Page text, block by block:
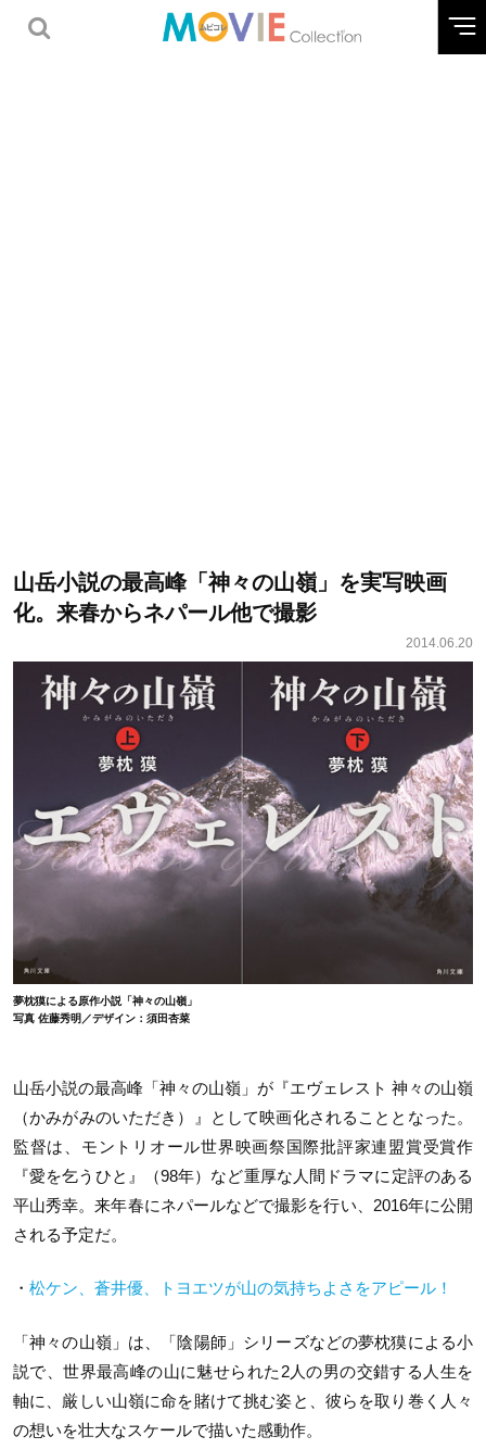
山岳小説の最高峰「神々の山嶺」を実写映画
化。来春からネパール他で撮影
2014.06.20
夢枕獏による原作小説「神々の山嶺」
写真 佐藤秀明／デザイン：須田杏菜
山岳小説の最高峰「神々の山嶺」が『エヴェレスト 神々の山嶺
（かみがみのいただき）』として映画化されることとなった。
監督は、モントリオール世界映画祭国際批評家連盟賞受賞作
『愛を乞うひと』（98年）など重厚な人間ドラマに定評のある
平山秀幸。来年春にネパールなどで撮影を行い、2016年に公開
される予定だ。
・ 松ケン、蒼井優、トヨエツが山の気持ちよさをアピール！
「神々の山嶺」は、「陰陽師」シリーズなどの夢枕獏による小
説で、世界最高峰の山に魅せられた2人の男の交錯する人生を
軸に、厳しい山嶺に命を賭けて挑む姿と、彼らを取り巻く人々
の想いを壮大なスケールで描いた感動作。